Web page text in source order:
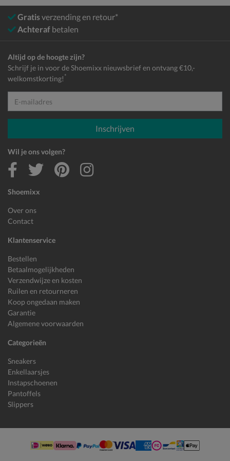
Gratisverzending en retour*
Achteraf betalen
Shoemixx
Over ons
Contact
Klantenservice
Bestellen
Betaalmogelijkheden
Verzendwijze en kosten
Ruilen en retourneren
Koop ongedaan maken
Garantie
Algemene voorwaarden
Categorieën
Sneakers
Enkellaarsjes
Instapschoenen
Pantoffels
Slippers
Altijd op de hoogte zijn?
Schrijf je in voor de Shoemixx nieuwsbrief en ontvang €10,-
welkomstkorting! *
E-mailadres
Inschrijven
Wil je ons volgen?